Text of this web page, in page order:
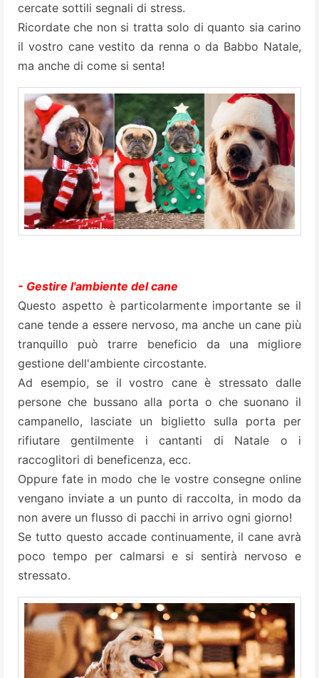
cercate sottili segnali di stress.
Ricordate che non si tratta solo di quanto sia carino
il vostro cane vestito da renna o da Babbo Natale,
ma anche di come si senta!
- Gestire l'ambiente del cane
Questo aspetto è particolarmente importante se il
cane tende a essere nervoso, ma anche un cane più
tranquillo può trarre beneficio da una migliore
gestione dell'ambiente circostante.
Ad esempio, se il vostro cane è stressato dalle
persone che bussano alla porta o che suonano il
campanello, lasciate un biglietto sulla porta per
rifiutare gentilmente i cantanti di Natale o i
raccoglitori di beneficenza, ecc.
Oppure fate in modo che le vostre consegne online
vengano inviate a un punto di raccolta, in modo da
non avere un flusso di pacchi in arrivo ogni giorno!
Se tutto questo accade continuamente, il cane avrà
poco tempo per calmarsi e si sentirà nervoso e
stressato.